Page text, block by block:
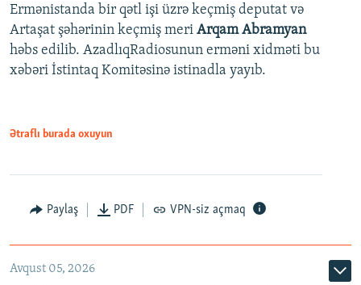
Ermənistanda bir qətl işi üzrə keçmiş deputat və
Artaşat şəhərinin keçmiş meri Arqam Abramyan
həbs edilib. AzadlıqRadiosunun erməni xidməti bu
xəbəri İstintaq Komitəsinə istinadla yayıb.
Ətraflı burada oxuyun
Paylaş PDF VPN-siz açmaq
Avqust 05, 2026